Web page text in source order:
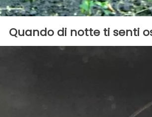
Quando di notte ti senti